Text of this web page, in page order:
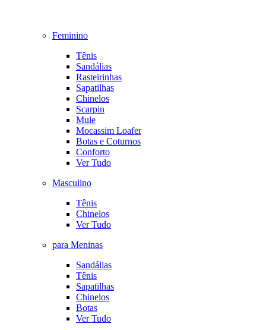
Feminino
Tênis
Sandálias
Rasteirinhas
Sapatilhas
Chinelos
Scarpin
Mule
Mocassim Loafer
Botas e Coturnos
Conforto
Ver Tudo
Masculino
Tênis
Chinelos
Ver Tudo
para Meninas
Sandálias
Tênis
Sapatilhas
Chinelos
Botas
Ver Tudo